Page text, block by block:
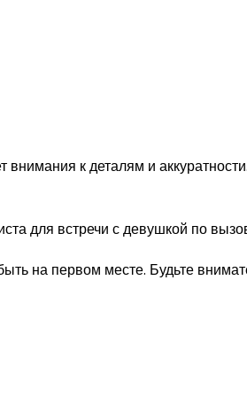
к деталям и
на первом месте. Будьте